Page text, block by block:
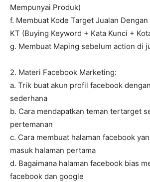
Mempunyai Produk)
f. Membuat Kode Target Jualan
KT (Buying Keyword + Kata Kunci +
g. Membuat Maping sebelum action di
2. Materi Facebook Marketing:
a. Trik buat akun profil facebook
sederhana
b. Cara mendapatkan teman tertarget
pertemanan
c. Cara membuat halaman facebook
masuk halaman pertama
d. Bagaimana halaman facebook bias
facebook dan google